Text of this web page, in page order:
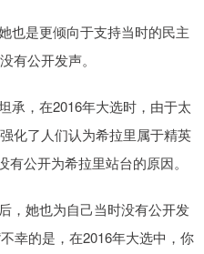
是更倾向于支持当时的民主
有公开发声。
，在2016年大选时，由于太
化了人们认为希拉里属于精英
公开为希拉里站台的原因。
她也为自己当时没有公开发
幸的是，在2016年大选中，你